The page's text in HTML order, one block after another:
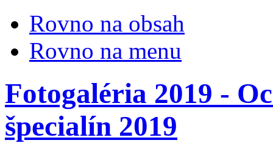
Rovno na obsah
Rovno na menu
Fotogaléria 2019 -
špecialín 2019